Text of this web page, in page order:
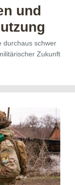
und
durchaus schwer
Zukunft